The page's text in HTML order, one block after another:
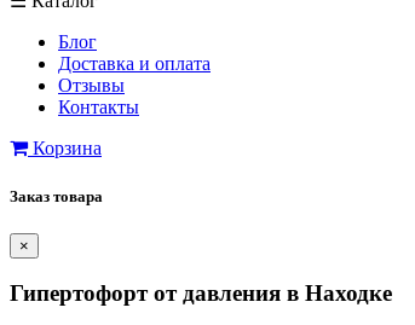
Блог
Доставка и оплата
Отзывы
Контакты
Корзина
Заказ товара
×
Гипертофорт от давления в Находке